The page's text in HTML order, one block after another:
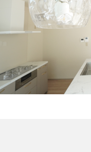
ASOLIE
WORKS
COMPANY
FAQ